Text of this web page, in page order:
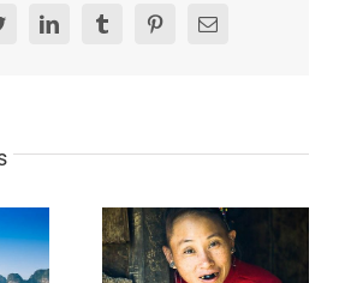
LinkedInTumblrPinterestEmail